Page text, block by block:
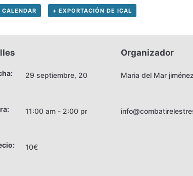
CALENDAR + EXPORTACIÓN DE ICAL
29 septiembre, 2019
11:00 am - 2:00 pm
10€
Organizador
Maria del Mar jiménez